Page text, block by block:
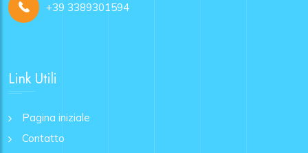
+39 3389301594
Link Utili
Pagina iniziale
Contatto